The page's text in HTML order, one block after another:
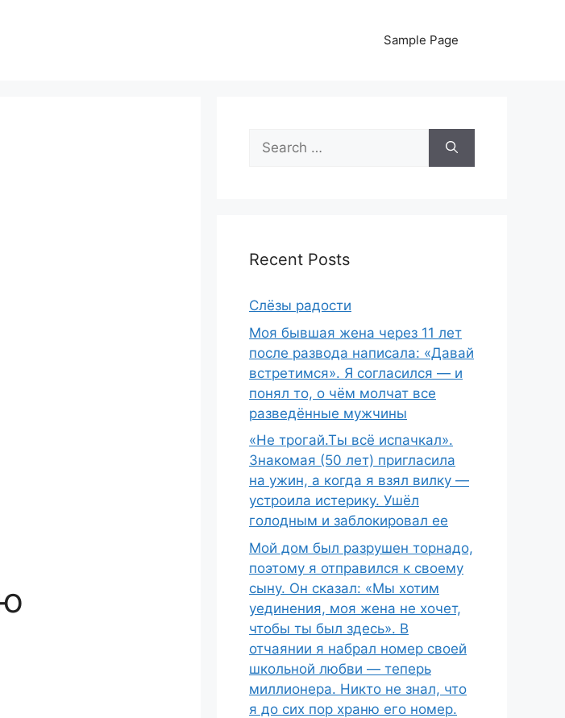
Sample Page
Search
for:
Recent Posts
Слёзы радости
Моя бывшая жена через 11 лет
после развода написала: «Давай
встретимся». Я согласился — и
понял то, о чём молчат все
разведённые мужчины
«Не трогай.Ты всё испачкал».
Знакомая (50 лет) пригласила
на ужин, а когда я взял вилку —
устроила истерику. Ушёл
голодным и заблокировал ее
Мой дом был разрушен торнадо,
поэтому я отправился к своему
сыну. Он сказал: «Мы хотим
уединения, моя жена не хочет,
чтобы ты был здесь». В
отчаянии я набрал номер своей
школьной любви — теперь
миллионера. Никто не знал, что
я до сих пор храню его номер.